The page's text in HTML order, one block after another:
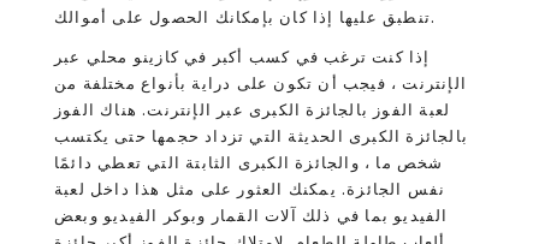
إذا كنت ترغب في كسب أكبر في كازينو محلي عبر
الإنترنت ، فيجب أن تكون على دراية بأنواع مختلفة من
لعبة الفوز بالجائزة الكبرى عبر الإنترنت. هناك الفوز
بالجائزة الكبرى الحديثة التي تزداد حجمها حتى يكتسب
شخص ما ، والجائزة الكبرى الثابتة التي تعطي دائمًا
نفس الجائزة. يمكنك العثور على مثل هذا داخل لعبة
الفيديو بما في ذلك آلات القمار وبوكر الفيديو وبعض